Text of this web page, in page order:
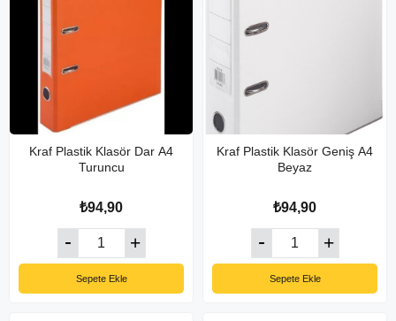
Kraf Plastik Klasör Dar A4
Turuncu
₺94,90
Sepete Ekle
Kraf Plastik Klasör Geniş A4
Beyaz
₺94,90
Sepete Ekle